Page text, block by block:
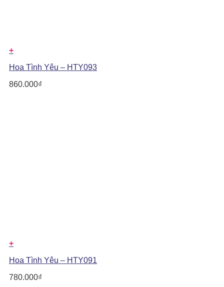
+
Hoa Tình Yêu – HTY093
860.000₫
+
Hoa Tình Yêu – HTY091
780.000₫